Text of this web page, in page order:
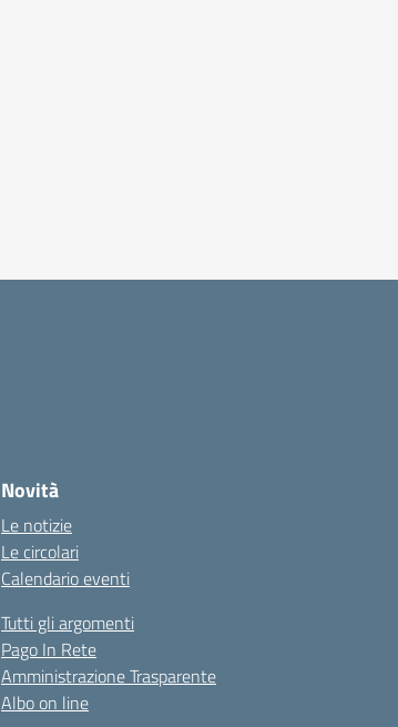
Novità
Le notizie
Le circolari
Calendario eventi
Tutti gli argomenti
Pago In Rete
Amministrazione Trasparente
Albo on line